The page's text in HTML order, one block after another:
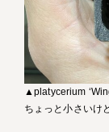
▲platycerium
ちょっと小さいけ